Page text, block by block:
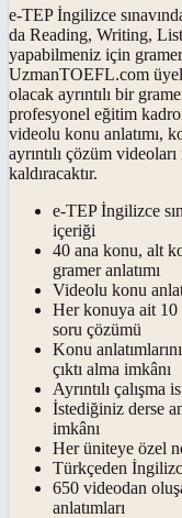
e-TEP İngilizce
da Reading, Writing,
yapabilmeniz için
UzmanTOEFL.com
olacak ayrıntılı bir
profesyonel eğitim
videolu konu anlatımı,
ayrıntılı çözüm
kaldıracaktır.
e-TEP İngilizce
içeriği
40 ana konu, alt
gramer anlatımı
Videolu konu
Her konuya ait 10
soru çözümü
Konu
çıktı alma imkânı
Ayrıntılı çalışma
İstediğiniz derse
imkânı
Her üniteye özel
Türkçeden
650 videodan
anlatımları